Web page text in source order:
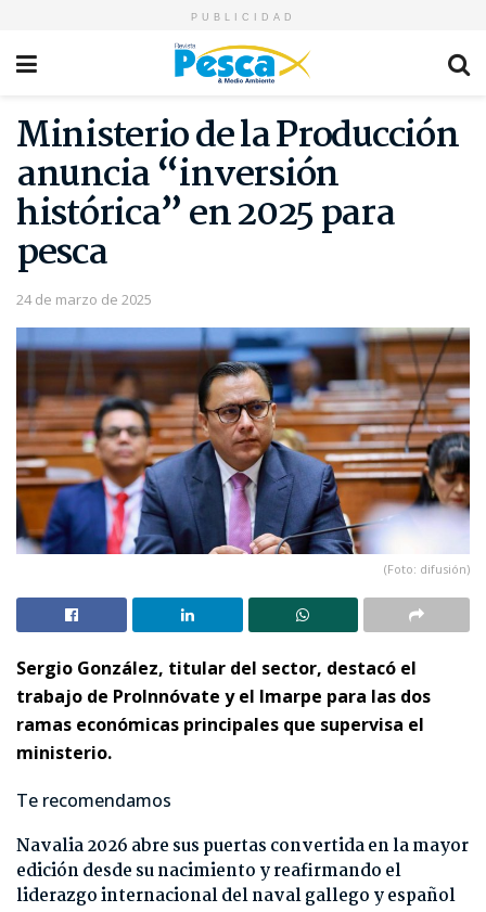
PUBLICIDAD
Ministerio de la Producción
anuncia “inversión
histórica” en 2025 para
pesca
24 de marzo de 2025
(Foto: difusión)
Sergio González, titular del sector, destacó el
trabajo de ProInnóvate y el Imarpe para las dos
ramas económicas principales que supervisa el
ministerio.
Te recomendamos
Navalia 2026 abre sus puertas convertida en la mayor
edición desde su nacimiento y reafirmando el
liderazgo internacional del naval gallego y español